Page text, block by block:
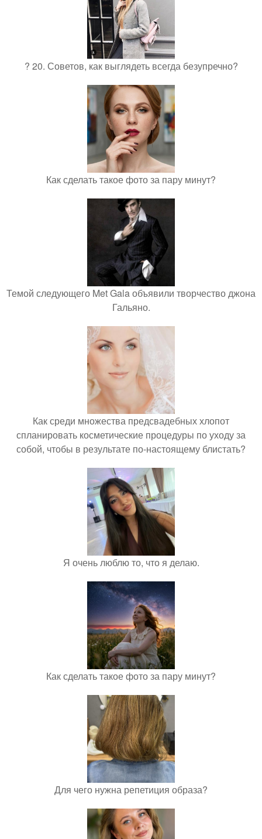
? 20. Советов, как выглядеть всегда безупречно?
Как сделать такое фото за пару минут?
Темой следующего Met Gala объявили творчество джона
Гальяно.
Как среди множества предсвадебных хлопот
спланировать косметические процедуры по уходу за
собой, чтобы в результате по-настоящему блистать?
Я очень люблю то, что я делаю.
Как сделать такое фото за пару минут?
Для чего нужна репетиция образа?